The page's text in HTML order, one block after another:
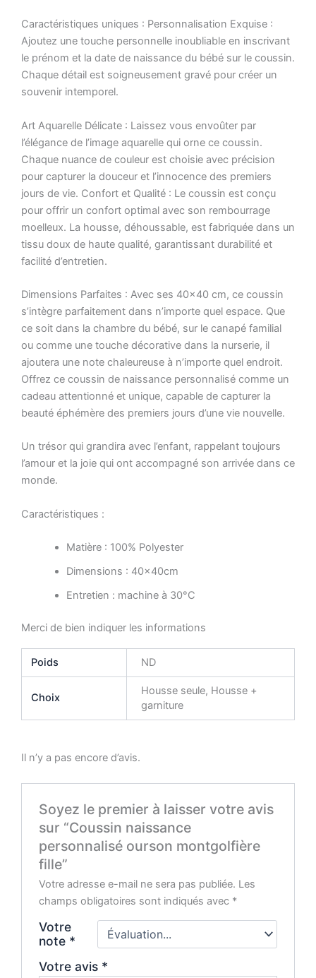
Caractéristiques uniques : Personnalisation Exquise :
Ajoutez une touche personnelle inoubliable en inscrivant
le prénom et la date de naissance du bébé sur le coussin.
Chaque détail est soigneusement gravé pour créer un
souvenir intemporel.
Art Aquarelle Délicate : Laissez vous envoûter par
l’élégance de l’image aquarelle qui orne ce coussin.
Chaque nuance de couleur est choisie avec précision
pour capturer la douceur et l’innocence des premiers
jours de vie. Confort et Qualité : Le coussin est conçu
pour offrir un confort optimal avec son rembourrage
moelleux. La housse, déhoussable, est fabriquée dans un
tissu doux de haute qualité, garantissant durabilité et
facilité d’entretien.
Dimensions Parfaites : Avec ses 40×40 cm, ce coussin
s’intègre parfaitement dans n’importe quel espace. Que
ce soit dans la chambre du bébé, sur le canapé familial
ou comme une touche décorative dans la nurserie, il
ajoutera une note chaleureuse à n’importe quel endroit.
Offrez ce coussin de naissance personnalisé comme un
cadeau attentionné et unique, capable de capturer la
beauté éphémère des premiers jours d’une vie nouvelle.
Un trésor qui grandira avec l’enfant, rappelant toujours
l’amour et la joie qui ont accompagné son arrivée dans ce
monde.
Caractéristiques :
Matière : 100% Polyester
Dimensions : 40x40cm
Entretien : machine à 30°C
Merci de bien indiquer les informations
Poids ND
Choix
Housse seule, Housse +
garniture
Il n’y a pas encore d’avis.
Soyez le premier à laisser votre avis
sur “Coussin naissance
personnalisé ourson montgolfière
fille”
Votre adresse e-mail ne sera pas publiée. Les
champs obligatoires sont indiqués avec *
Votre
note *
Votre avis *